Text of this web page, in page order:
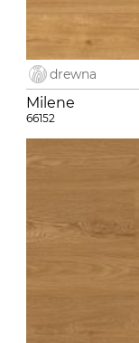
drewna
Milene
66152